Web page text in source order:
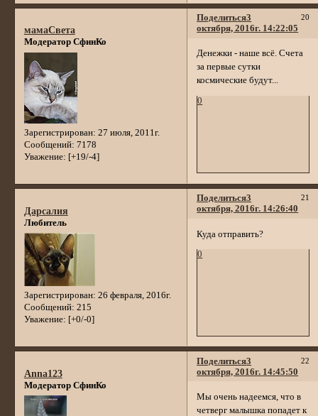
Поделиться 20
3
октября, 2016г. 14:22:05
мамаСвета
Модератор СфинКо
Зарегистрирован: 27 июля, 2011г.
Сообщений: 7178
Уважение: [+19/-4]
Денежки - наше всё. Счета
за первые сутки
космические будут...
0
Поделиться 21
3
октября, 2016г. 14:26:40
Дарсалия
Любитель
Зарегистрирован: 26 февраля, 2016г.
Сообщений: 215
Уважение: [+0/-0]
Куда отправить?
0
Поделиться 22
3
октября, 2016г. 14:45:50
Anna123
Модератор СфинКо
Мы очень надеемся, что в
четверг малышка попадет к